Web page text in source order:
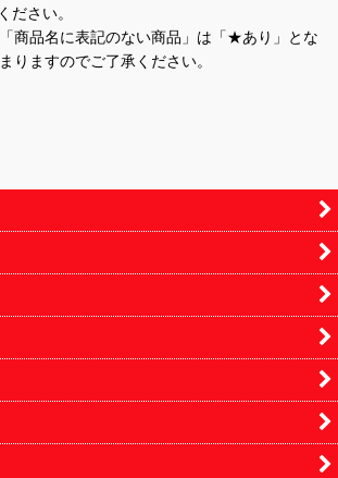
さい。
商品名に表記のない商品」は「★あり」とな
ますのでご了承ください。